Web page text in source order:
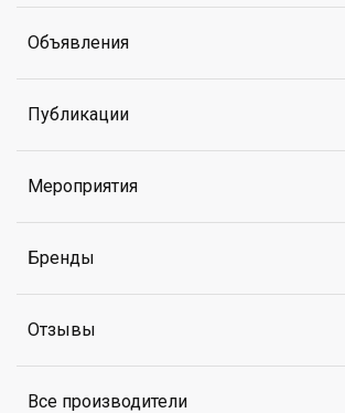
Объявления
Публикации
Мероприятия
Бренды
Отзывы
Все производители